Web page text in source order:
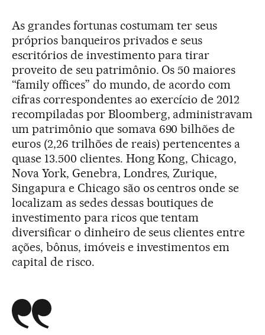
As grandes fortunas costumam ter seus
próprios banqueiros privados e seus
escritórios de investimento para tirar
proveito de seu patrimônio. Os 50 maiores
“family offices” do mundo, de acordo com
cifras correspondentes ao exercício de 2012
recompiladas por Bloomberg, administravam
um patrimônio que somava 690 bilhões de
euros (2,26 trilhões de reais) pertencentes a
quase 13.500 clientes. Hong Kong, Chicago,
Nova York, Genebra, Londres, Zurique,
Singapura e Chicago são os centros onde se
localizam as sedes dessas boutiques de
investimento para ricos que tentam
diversificar o dinheiro de seus clientes entre
ações, bônus, imóveis e investimentos em
capital de risco.